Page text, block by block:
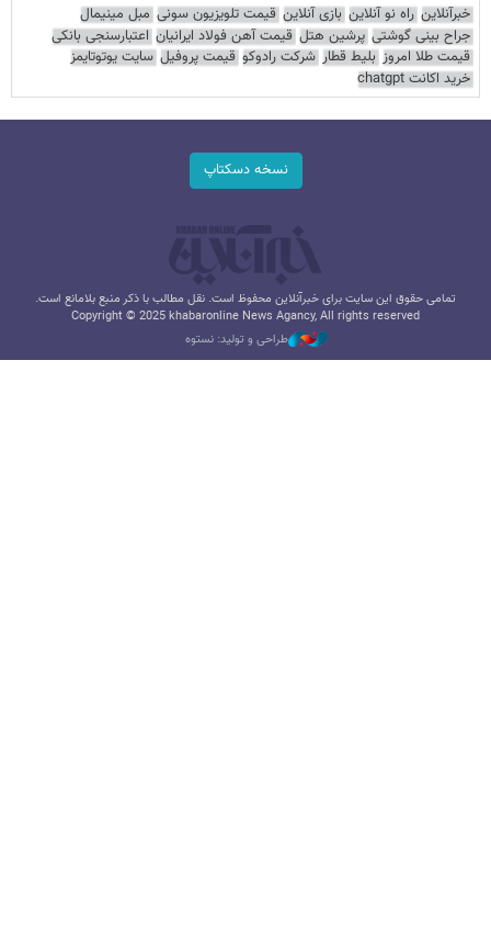
خبرآنلاین راه نو آنلاین بازی آنلاین قیمت تلویزیون سونی مبل مینیمال
جراح بینی گوشتی پرشین هتل قیمت آهن فولاد ایرانیان اعتبارسنجی بانکی
قیمت طلا امروز بلیط قطار شرکت رادوکو قیمت پروفیل سایت یوتوتایمز
خرید اکانت chatgpt
نسخه دسکتاپ
تمامی حقوق این سایت برای خبرآنلاین محفوظ است. نقل مطالب با ذکر منبع بلامانع است.
Copyright © 2025 khabaronline News Agancy, All rights reserved
طراحی و تولید: نستوه